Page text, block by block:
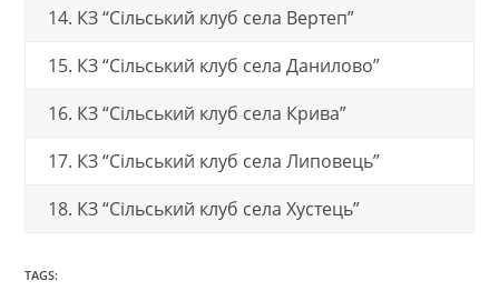
14. КЗ “Сільський клуб села Вертеп”
15. КЗ “Сільський клуб села Данилово”
16. КЗ “Сільський клуб села Крива”
17. КЗ “Сільський клуб села Липовець”
18. КЗ “Сільський клуб села Хустець”
TAGS: